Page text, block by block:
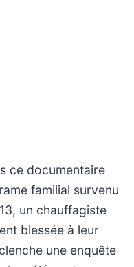
ce documentaire
familial survenu
un chauffagiste
blessée à leur
une enquête